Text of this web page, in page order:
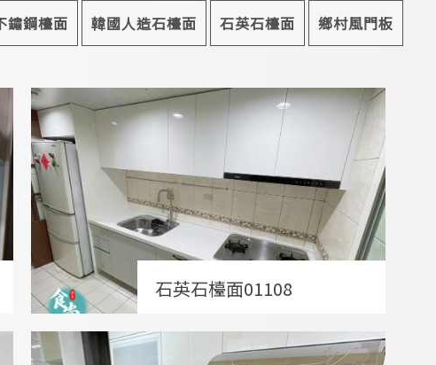
鏽鋼檯面 韓國人造石檯面 石英石檯面 鄉村風門板
石英石檯面01108